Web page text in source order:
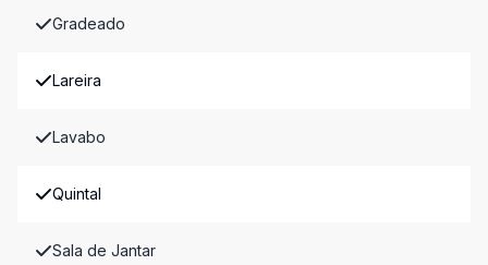
Gradeado
Lareira
Lavabo
Quintal
Sala de Jantar